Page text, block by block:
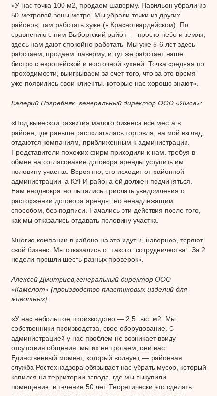
«У нас точка 100 м2, продаем шаверму. Павильон убрали из
50-метровой зоны метро. Мы убрали точки из других
районов, там работать хуже (в Красногвардейском). По
сравнению с ним Выборгский район — просто небо и земля,
здесь нам дают спокойно работать. Мы уже 5-6 лет здесь
работаем, продаем шаверму, и тут же работает наше
бистро с европейской и восточной кухней. Точка средняя по
проходимости, выигрываем за счет того, что за это время
уже появились свои клиенты, которые нас хорошо знают».
Валерий Погребняк, генеральный директор ООО «Ямса»:
«Под вывеской развития малого бизнеса все места в
районе, где раньше располагалась торговля, на мой взгляд,
отдаются компаниям, приближенным к администрации.
Представители похожих фирм приходили к нам, требуя в
обмен на согласование договора аренды уступить им
половину участка. Вероятно, это исходит от районной
администрации, а КУГИ района ей должен подчиняться.
Нам неоднократно пытались прислать уведомления о
расторжении договора аренды, но ненадлежащим
способом, без подписи. Начались эти действия после того,
как мы отказались отдавать половину участка.
Многие компании в районе на это идут и, наверное, теряют
свой бизнес. Мы отказались от такого „сотрудничества“. За 2
недели прошли шесть разных проверок».
Алексей Дмитриев,генеральный директор ООО
«Камелот» (производство пластиковых изделий для
животных):
«У нас небольшое производство — 2,5 тыс. м2. Мы
собственники производства, свое оборудование. С
администрацией у нас проблем не возникает ввиду
отсутствия общения: мы их не трогаем, они нас.
Единственный момент, который волнует, — районная
служба Ростехнадзора обязывает нас убрать мусор, который
копился на территории завода, где мы выкупили
помещение, в течение 50 лет. Теоретически это сделать